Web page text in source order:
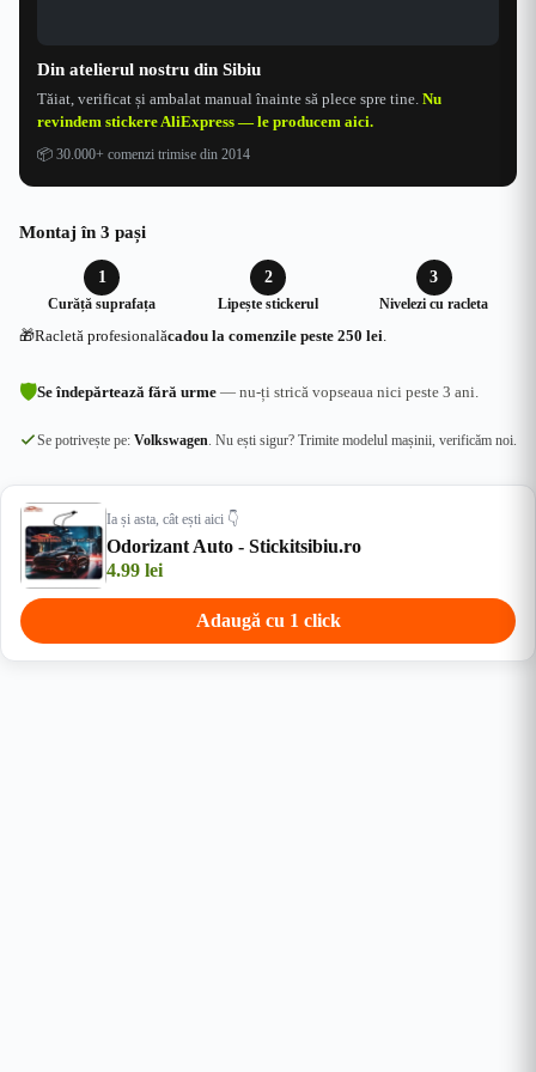
Din atelierul nostru din Sibiu
Tăiat, verificat și ambalat manual înainte să plece spre tine. Nu
revindem stickere AliExpress — le producem aici.
📦 30.000+ comenzi trimise din 2014
Montaj în 3 pași
1
Curăță suprafața
2
Lipește stickerul
3
Nivelezi cu racleta
🎁Racletă profesionalăcadou la comenzile peste 250 lei
🛡Se îndepărtează fără urme — nu-ți strică vopseaua nici peste 3 ani.
Se potrivește pe: Volkswagen. Nu ești sigur? Trimite modelul mașinii, verificăm noi.
Ia și asta, cât ești aici 👇
Odorizant Auto - Stickitsibiu.ro
4.99 lei
Adaugă cu 1 click